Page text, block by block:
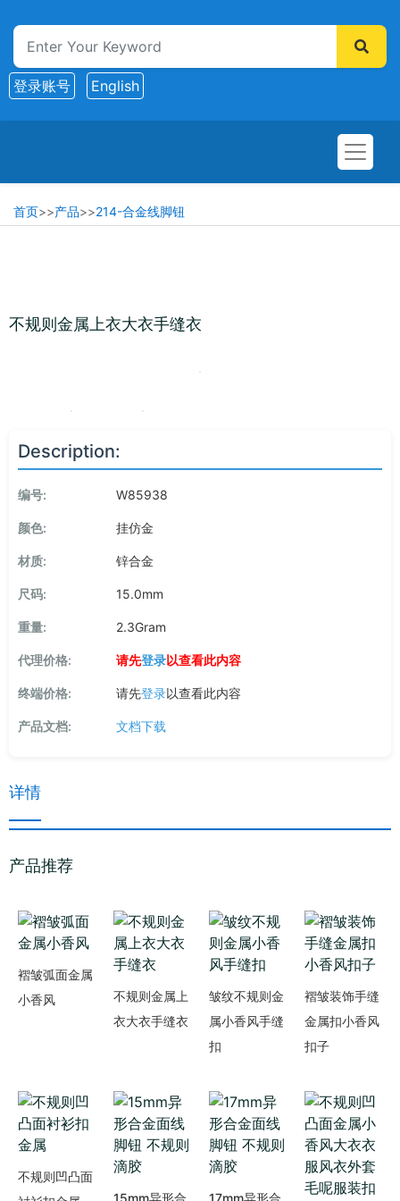
登录账号 English
首页>>产品>>214-合金线脚钮
不规则金属上衣大衣手缝衣
Description:
编号: W85938
颜色: 挂仿金
材质: 锌合金
尺码: 15.0mm
重量: 2.3Gram
代理价格: 请先登录以查看此内容
终端价格: 请先登录以查看此内容
产品文档: 文档下载
详情
产品推荐
褶皱弧面金属
小香风
不规则金属上
衣大衣手缝衣
皱纹不规则金
属小香风手缝
扣
褶皱装饰手缝
金属扣小香风
扣子
不规则凹凸面
15mm异形合 17mm异形合